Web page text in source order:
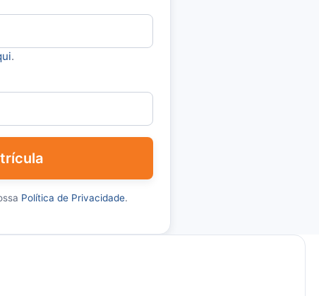
.
Política de Privacidade.